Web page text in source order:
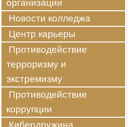
организации
Новости колледжа
Центр карьеры
Противодействие
терроризму и
экстремизму
Противодействие
коррупции
Кибердружина